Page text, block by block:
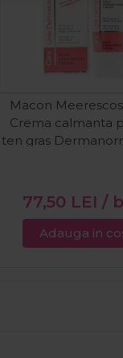
Macon
Crema calmanta
ten gras
77,50 LEI /
Adauga in